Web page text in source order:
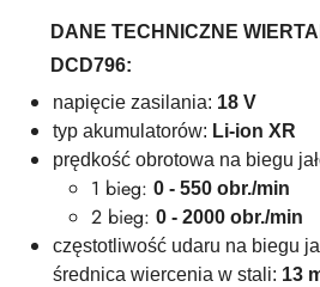
DANE TECHNICZNE
DCD796:
napięcie zasilania: 18 V
typ akumulatorów: Li-ion XR
prędkość obrotowa na biegu
1 bieg: 0 - 550 obr./min
2 bieg: 0 - 2000 obr./min
częstotliwość udaru na biegu
średnica wiercenia w stali: 13